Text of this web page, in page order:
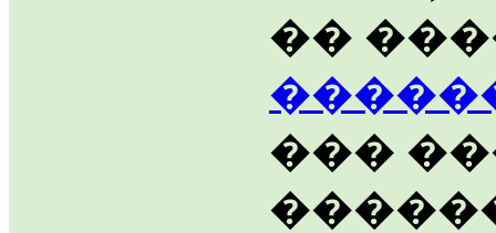
��
���